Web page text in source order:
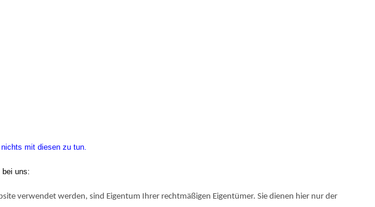
mit diesen zu tun.
bei uns:
verwendet werden, sind Eigentum Ihrer rechtmäßigen Eigentümer. Sie dienen hier nur der